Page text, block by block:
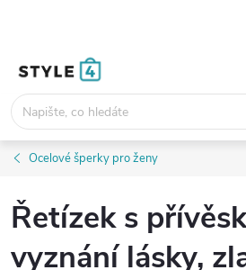
Ocelové šperky pro ženy
Řetízek s
vyznání lásky,